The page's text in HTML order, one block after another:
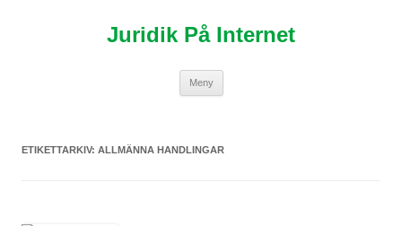
Juridik På Internet
Meny
ETIKETTARKIV: ALLMÄNNA HANDLINGAR